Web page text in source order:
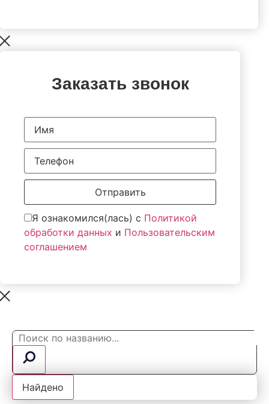
Заказать звонок
Отправить
Я ознакомился(лась) с Политикой
обработки данных и Пользовательским
соглашением
Search
...
Найдено